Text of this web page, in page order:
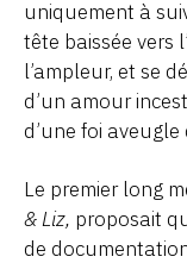
uniquement à
tête baissée vers
l’ampleur, et se
d’un amour
d’une foi
Le premier long
& Liz, proposait
de